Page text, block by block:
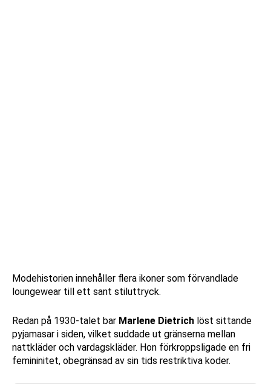
Modehistorien innehåller flera ikoner som förvandlade
loungewear till ett sant stiluttryck.
Redan på 1930-talet bar Marlene Dietrich löst sittande
pyjamasar i siden, vilket suddade ut gränserna mellan
nattkläder och vardagskläder. Hon förkroppsligade en fri
femininitet, obegränsad av sin tids restriktiva koder.